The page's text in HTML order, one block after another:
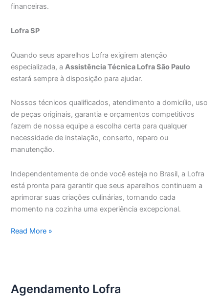
financeiras.
Lofra SP
Quando seus aparelhos Lofra exigirem atenção
especializada, a Assistência Técnica Lofra São Paulo
estará sempre à disposição para ajudar.
Nossos técnicos qualificados, atendimento a domicílio, uso
de peças originais, garantia e orçamentos competitivos
fazem de nossa equipe a escolha certa para qualquer
necessidade de instalação, conserto, reparo ou
manutenção.
Independentemente de onde você esteja no Brasil, a Lofra
está pronta para garantir que seus aparelhos continuem a
aprimorar suas criações culinárias, tornando cada
momento na cozinha uma experiência excepcional.
Assistência
Read More »
Agendamento Lofra